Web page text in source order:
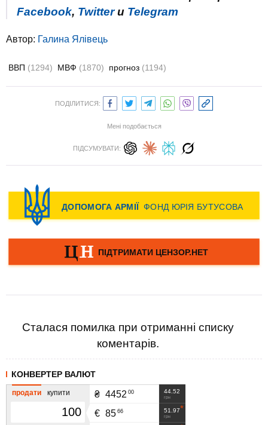
Facebook, Twitterи Telegram
Автор: Галина Ялівець
ВВП (1294) МВФ (1870) прогноз (1194)
ПОДІЛИТИСЯ:
Мені подобається
ПІДСУМУВАТИ:
Сталася помилка при отриманні списку
коментарів.
КОНВЕРТЕР ВАЛЮТ
продати купити 44.52
грн
₴ 4452 00
51.97
грн
€ 85 66